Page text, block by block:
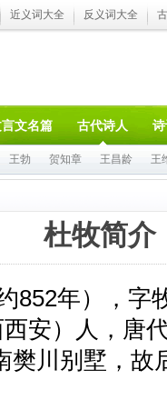
近义词大全 反义词大全
文名篇 古代诗人
王勃 贺知章 王昌龄 王
杜牧简介
852年），
安）人，唐
樊川别墅，故